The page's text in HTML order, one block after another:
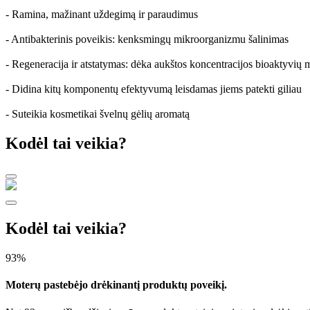
- Ramina, mažinant uždegimą ir paraudimus
- Antibakterinis poveikis: kenksmingų mikroorganizmu šalinimas
- Regeneracija ir atstatymas: dėka aukštos koncentracijos bioaktyvių
- Didina kitų komponentų efektyvumą leisdamas jiems patekti giliau
- Suteikia kosmetikai švelnų gėlių aromatą
Kodėl tai veikia?
Kodėl tai veikia?
93%
Moterų pastebėjo drėkinantį produktų poveikį.